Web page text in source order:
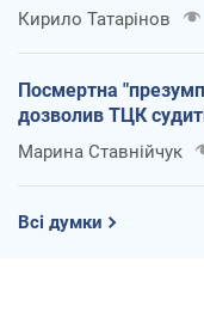
Кирило Татарінов
Посмертна
дозволив ТЦК
Марина Ставнійчук
Всі думки